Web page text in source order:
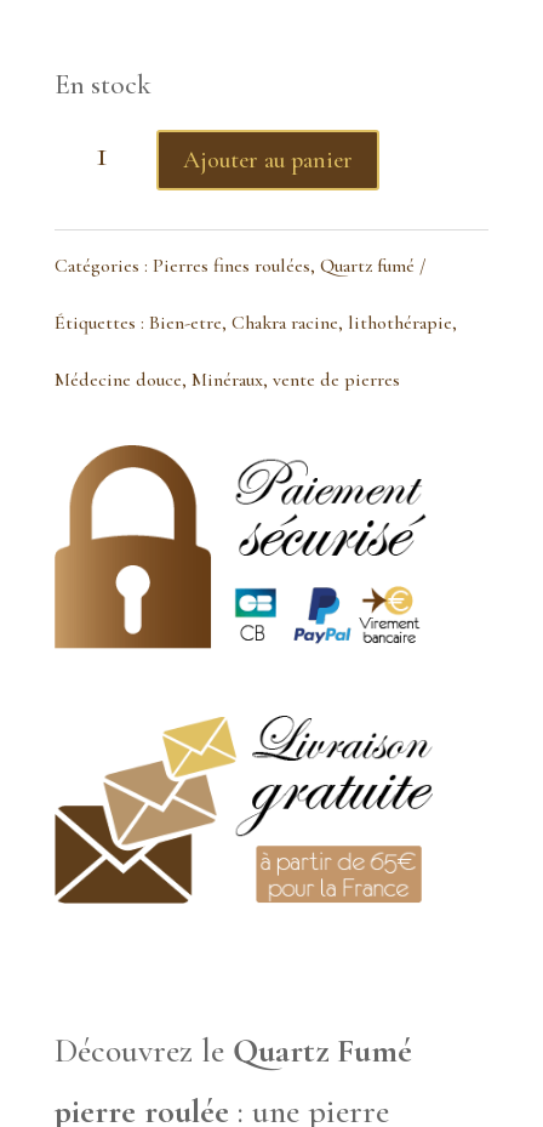
En stock
quantité
Quartz
fumé
pierre
Ajouter au panier
Catégories : Pierres fines roulées, Quartz fumé
Étiquettes : Bien-etre, Chakra racine, lithothérapie,
Médecine douce, Minéraux, vente de pierres
Découvrez le Quartz Fumé
pierre roulée : une pierre